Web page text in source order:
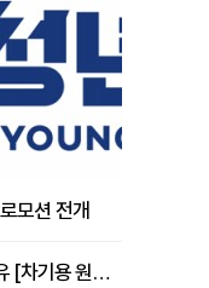
모션 전개
허리 MRI는 정상인데 계속 아픈 이유 [차기용 원장 칼럼]